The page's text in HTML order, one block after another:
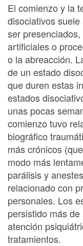
El comienzo y la
disociativos
ser
artificiales o
o la abreacción.
de un estado
que duren estas
estados
unas pocas
comienzo tuvo
biográfico
más crónicos
modo más
parálisis y
relacionado con
personales. Los
persistido más
atención
tratamientos.